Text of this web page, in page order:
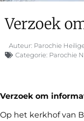
Verzoek
Auteur: Parochie
Categorie: Parochie
Verzoek om
Op het kerkhof van